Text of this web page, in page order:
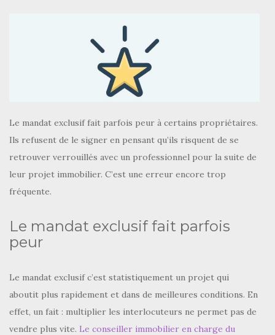
Le mandat exclusif fait parfois peur à certains propriétaires.
Ils refusent de le signer en pensant qu’ils risquent de se
retrouver verrouillés avec un professionnel pour la suite de
leur projet immobilier. C’est une erreur encore trop
fréquente.
Le mandat exclusif fait parfois
peur
Le mandat exclusif c’est statistiquement un projet qui
aboutit plus rapidement et dans de meilleures conditions. En
effet, un fait : multiplier les interlocuteurs ne permet pas de
vendre plus vite. Le conseiller immobilier en charge du